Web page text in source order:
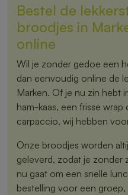
Bestel de
broodjes in
online
Wil je zonder gedoe een
dan eenvoudig online de
Marken. Of je nu zin hebt
ham-kaas, een frisse
carpaccio, wij hebben
Onze broodjes worden
geleverd, zodat je zonder
nu gaat om een snelle
bestelling voor een groep,